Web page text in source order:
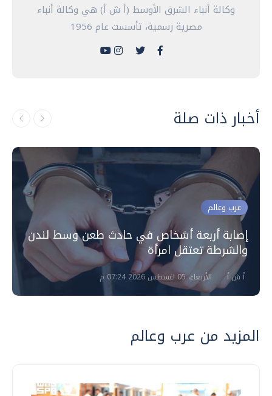
وكالة أنباء الشرق الأوسط (أ ش أ) هي وكالة أنباء
مصرية رسمية، تأسست عام 1956
أخبار ذات صلة
عرب وعالم
إصابة أربعة أشخاص في حادث طعن وسط لندن
والشرطة تعتقل امرأة
أ ش أ الأربعاء، 05 اغسطس 2026 07:24 م
المزيد من عرب وعالم